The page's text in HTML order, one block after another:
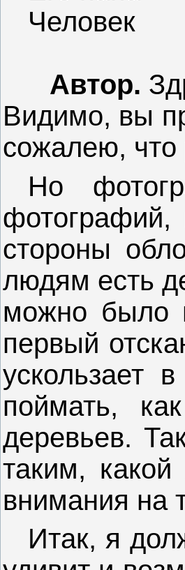
Человек
Автор.
Видимо, вы
сожалею, что
Но
фотографий,
стороны
людям есть
можно было
первый
ускользает
поймать,
деревьев.
таким,
внимания на
Итак, я